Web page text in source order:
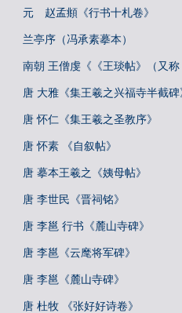
元 赵孟頫《行书十札卷》
兰亭序（冯承素摹本）
南朝 王僧虔《《王琰帖》（又称
唐 大雅《集王羲之兴福寺半截碑
唐 怀仁《集王羲之圣教序》
唐 怀素 《自叙帖》
唐 摹本王羲之《姨母帖》
唐 李世民《晋祠铭》
唐 李邕 行书《麓山寺碑》
唐 李邕《云麾将军碑》
唐 李邕《麓山寺碑》
唐 杜牧 《张好好诗卷》